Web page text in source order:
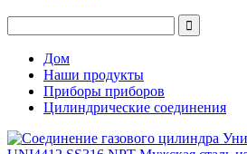
Дом
Наши продукты
Приборы приборов
Цилиндрические соединения